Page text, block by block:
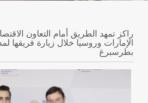
راكز تمهد الطريق أمام التعاون
الإمارات وروسيا خلال زيارة فريقها
بطرسبرغ